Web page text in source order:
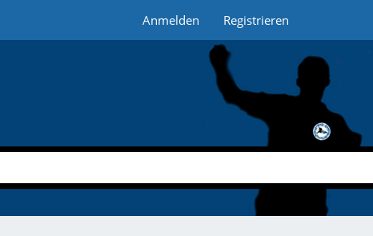
Anmelden Registrieren